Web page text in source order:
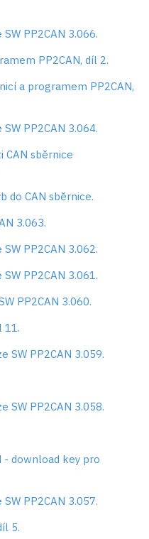
PP2CAN 3.066.
PP2CAN, díl 2.
a programem PP2CAN,
PP2CAN 3.064.
sběrnice
do CAN sběrnice.
3.063.
PP2CAN 3.062.
PP2CAN 3.061.
PP2CAN 3.060.
11.
SW PP2CAN 3.059.
SW PP2CAN 3.058.
- download key pro
PP2CAN 3.057.
5.